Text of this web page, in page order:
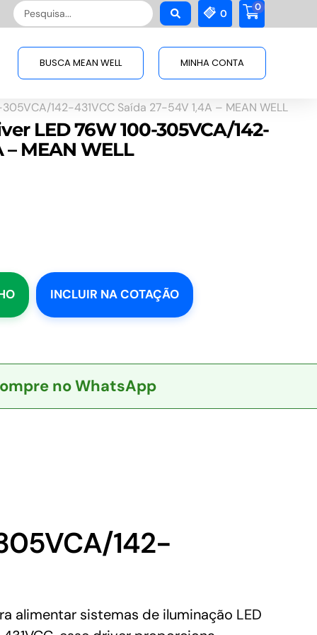
Pesquisar
...
0
0
BUSCA MEAN WELL MINHA CONTA
142-431VCC Saída 27-54V 1,4A – MEAN WELL
LED 76W 100-305VCA/142-
– MEAN WELL
INCLUIR NA COTAÇÃO
no WhatsApp
142-
alimentar sistemas de iluminação LED